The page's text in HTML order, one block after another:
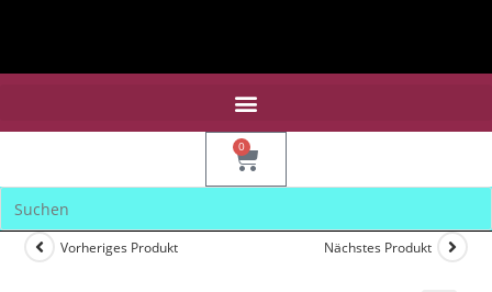
0
Vorheriges Produkt Nächstes Produkt